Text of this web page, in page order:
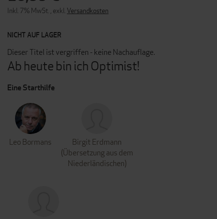
Ab heute bin ich Optimist!
Eine Starthilfe
Leo Bormans
Birgit Erdmann
(Übersetzung aus dem
Niederländischen)
Inkl. 7% MwSt. exkl. Versandkosten
NICHT AUF LAGER
Dieser Titel ist vergriffen - keine Nachauflage.